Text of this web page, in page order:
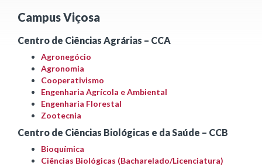
Campus Viçosa
Centro de Ciências Agrárias – CCA
Agronegócio
Agronomia
Cooperativismo
Engenharia Agrícola e Ambiental
Engenharia Florestal
Zootecnia
Centro de Ciências Biológicas e da Saúde – CCB
Bioquímica
Ciências Biológicas (Bacharelado/Licenciatura)